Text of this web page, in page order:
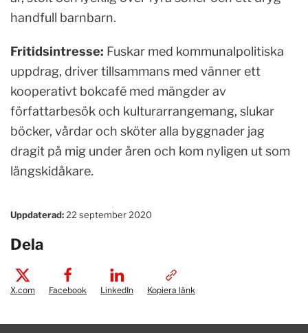
handfull barnbarn.
Fritidsintresse: Fuskar med kommunalpolitiska
uppdrag, driver tillsammans med vänner ett
kooperativt bokcafé med mängder av
författarbesök och kulturarrangemang, slukar
böcker, vårdar och sköter alla byggnader jag
dragit på mig under åren och kom nyligen ut som
längskidåkare.
Uppdaterad: 22 september 2020
Dela
X.com Facebook LinkedIn Kopiera länk